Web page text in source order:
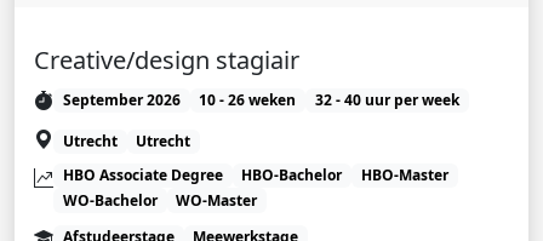
Creative/design stagiair
September 2026 10 - 26 weken
32 - 40 uur per week
Utrecht
Utrecht
HBO Associate Degree
HBO-Bachelor
HBO-Master
WO-Bachelor
WO-Master
Afstudeerstage
Meewerkstage